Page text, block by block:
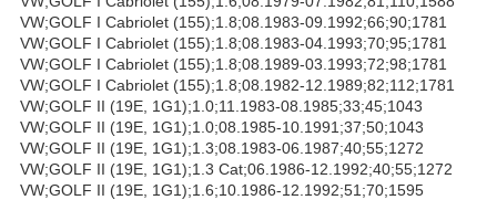
VW;GOLF I Cabriolet (155);1.8;08.1983-09.1992;66;90;1781
VW;GOLF I Cabriolet (155);1.8;08.1983-04.1993;70;95;1781
VW;GOLF I Cabriolet (155);1.8;08.1989-03.1993;72;98;1781
VW;GOLF I Cabriolet (155);1.8;08.1982-12.1989;82;112;1781
VW;GOLF II (19E, 1G1);1.0;11.1983-08.1985;33;45;1043
VW;GOLF II (19E, 1G1);1.0;08.1985-10.1991;37;50;1043
VW;GOLF II (19E, 1G1);1.3;08.1983-06.1987;40;55;1272
VW;GOLF II (19E, 1G1);1.3 Cat;06.1986-12.1992;40;55;1272
VW;GOLF II (19E, 1G1);1.6;10.1986-12.1992;51;70;1595